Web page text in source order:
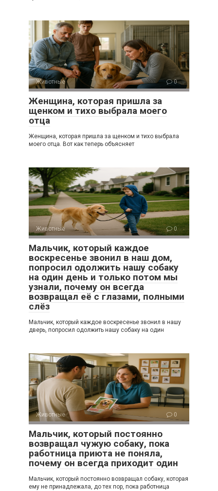
Животные 0
Женщина, которая пришла за
щенком и тихо выбрала моего
отца
Женщина, которая пришла за щенком и тихо выбрала
моего отца. Вот как теперь объясняет
Животные 0
Мальчик, который каждое
воскресенье звонил в наш дом,
попросил одолжить нашу собаку
на один день и только потом мы
узнали, почему он всегда
возвращал её с глазами, полными
слёз
Мальчик, который каждое воскресенье звонил в нашу
дверь, попросил одолжить нашу собаку на один
Животные 0
Мальчик, который постоянно
возвращал чужую собаку, пока
работница приюта не поняла,
почему он всегда приходит один
Мальчик, который постоянно возвращал собаку, которая
ему не принадлежала, до тех пор, пока работница